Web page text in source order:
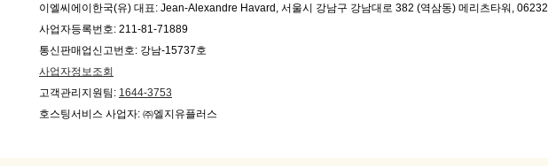
이엘씨에이한국(유) 대표: Jean-Alexandre Havard, 서울시 강남구 강남대로 382 (역삼동) 메리츠타워, 06232
사업자등록번호: 211-81-71889
통신판매업신고번호: 강남-15737호
사업자정보조회
고객관리지원팀: 1644-3753
호스팅서비스 사업자: ㈜엘지유플러스